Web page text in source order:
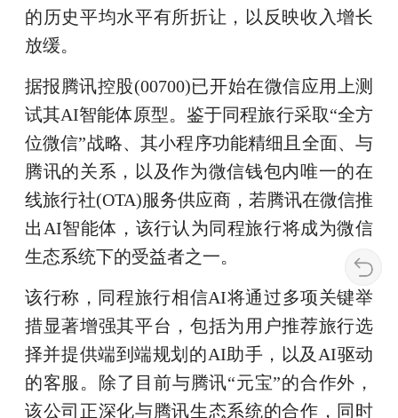
的历史平均水平有所折让，以反映收入增长
放缓。
据报腾讯控股(00700)已开始在微信应用上测
试其AI智能体原型。鉴于同程旅行采取“全方
位微信”战略、其小程序功能精细且全面、与
腾讯的关系，以及作为微信钱包内唯一的在
线旅行社(OTA)服务供应商，若腾讯在微信推
出AI智能体，该行认为同程旅行将成为微信
生态系统下的受益者之一。
该行称，同程旅行相信AI将通过多项关键举
措显著增强其平台，包括为用户推荐旅行选
择并提供端到端规划的AI助手，以及AI驱动
的客服。除了目前与腾讯“元宝”的合作外，
该公司正深化与腾讯生态系统的合作，同时